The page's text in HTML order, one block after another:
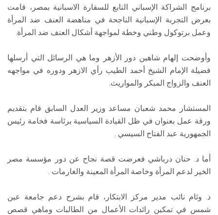
برنامج الشراكة الإسباني التابع للسفارة الاسبانية بمصر، قامت
بعرض التجربة الإسبانية الناجحة في مناهضة العنف ضد المرأة
وعمل برتوكول وطني وخطة لمواجهة أشكال العنف ضد المرأة.
وأوضحت إلهام شاهين دور الأزهر وما هي الرسائل التي أرسلها
فضيلة الإمام الشيخ أحمد الطيب رأي الازهر ودوره في مواجهه
العنف والزواج المبكر والمواريث.
المستشار محمد شعبان مساعد وزير العدل السابق قام بتقديم
ورقة عمل بعنوان في ظل القيادة السياسية برئاسة فخامة رئيس
الجمهورية عبد الفتاح السيسي .
أما د. حنان درباشي فعرضت قصة نجاح عن دور مؤسسة مصر
الخير لدعم المرأة وخاصة المرأة المعينة والغارمات .
د. وئام نائب مدير مركز الابتكار، قام بشرح دعم جامعة عين
شمس في تمكين رائدات الأعمال من الطالبات وماهي قصص